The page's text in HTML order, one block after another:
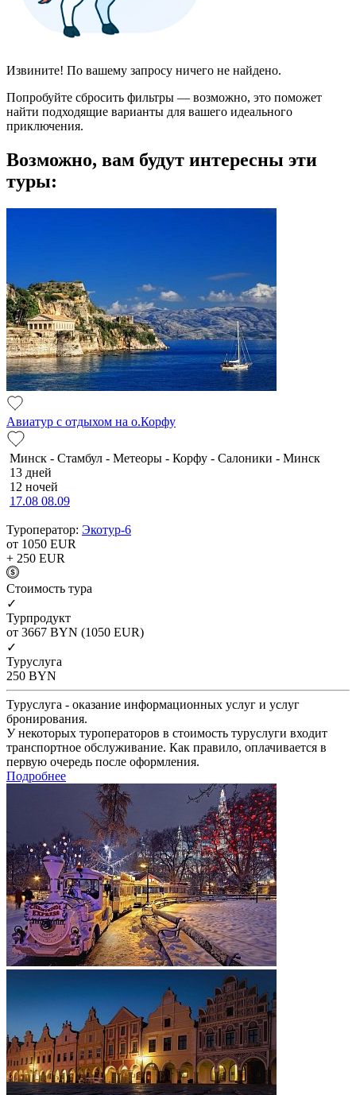
Извините! По вашему запросу ничего не найдено.
Попробуйте сбросить фильтры — возможно, это поможет
найти подходящие варианты для вашего идеального
приключения.
Возможно, вам будут интересны эти
туры:
Авиатур с отдыхом на о.Корфу
Минск - Стамбул - Метеоры - Корфу - Салоники - Минск
13 дней
12 ночей
17.08 08.09
Туроператор: Экотур-6
от 1050 EUR
+ 250 EUR
Cтоимость тура
✓
Турпродукт
от 3667 BYN (1050 EUR)
✓
Туруслуга
250 BYN
Туруслуга - оказание информационных услуг и услуг
бронирования.
У некоторых туроператоров в стоимость туруслуги входит
транспортное обслуживание. Как правило, оплачивается в
первую очередь после оформления.
Подробнее